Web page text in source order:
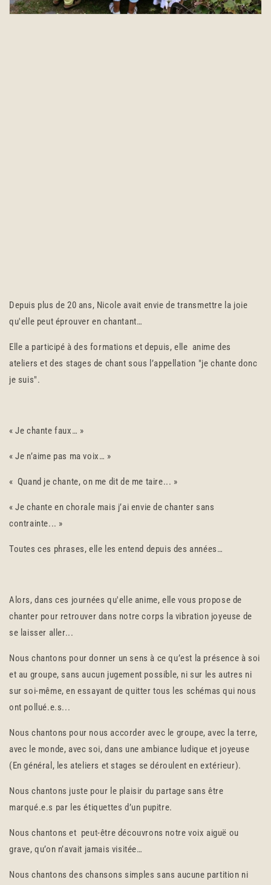
Depuis plus de 20 ans, Nicole avait envie de transmettre la joie
qu'elle peut éprouver en chantant…
Elle a participé à des formations et depuis, elle anime des
ateliers et des stages de chant sous l’appellation "je chante donc
je suis".
« Je chante faux… »
« Je n’aime pas ma voix… »
« Quand je chante, on me dit de me taire... »
« Je chante en chorale mais j’ai envie de chanter sans
contrainte... »
Toutes ces phrases, elle les entend depuis des années…
Alors, dans ces journées qu'elle anime, elle vous propose de
chanter pour retrouver dans notre corps la vibration joyeuse de
se laisser aller...
Nous chantons pour donner un sens à ce qu’est la présence à soi
et au groupe, sans aucun jugement possible, ni sur les autres ni
sur soi-même, en essayant de quitter tous les schémas qui nous
ont pollué.e.s...
Nous chantons pour nous accorder avec le groupe, avec la terre,
avec le monde, avec soi, dans une ambiance ludique et joyeuse
(En général, les ateliers et stages se déroulent en extérieur).
Nous chantons juste pour le plaisir du partage sans être
marqué.e.s par les étiquettes d’un pupitre.
Nous chantons et peut-être découvrons notre voix aiguë ou
grave, qu’on n’avait jamais visitée…
Nous chantons des chansons simples sans aucune partition ni